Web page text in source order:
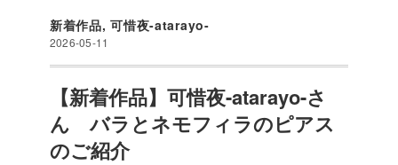
新着作品,可惜夜-atarayo-
2026-05-11
【新着作品】可惜夜-atarayo-さ
ん バラとネモフィラのピアス
のご紹介